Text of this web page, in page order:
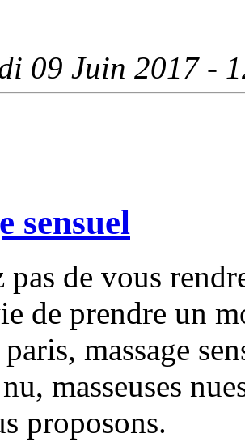
09 Juin 2017 -
sensuel
pas de vous
de prendre un
massage
masseuses
proposons.